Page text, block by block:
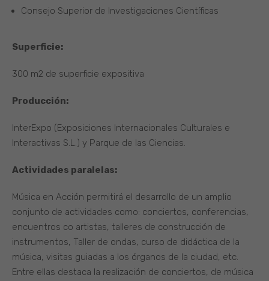
Consejo Superior de Investigaciones Científicas
Superficie:
300 m2 de superficie expositiva
Producción:
InterExpo (Exposiciones Internacionales Culturales e
Interactivas S.L.) y Parque de las Ciencias.
Actividades paralelas:
Música en Acción permitirá el desarrollo de un amplio
conjunto de actividades como: conciertos, conferencias,
encuentros co artistas, talleres de construcción de
instrumentos, Taller de ondas, curso de didáctica de la
música, visitas guiadas a los órganos de la ciudad, etc.
Entre ellas destaca la realización de conciertos, de música